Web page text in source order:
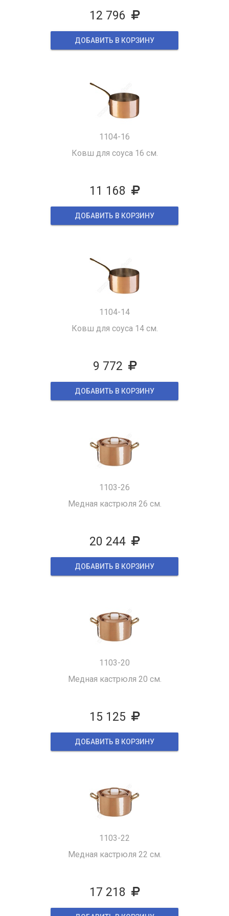
12 796
ДОБАВИТЬ В КОРЗИНУ
1104-16
Ковш для соуса 16 см.
11 168
ДОБАВИТЬ В КОРЗИНУ
1104-14
Ковш для соуса 14 см.
9 772
ДОБАВИТЬ В КОРЗИНУ
1103-26
Медная кастрюля 26 см.
20 244
ДОБАВИТЬ В КОРЗИНУ
1103-20
Медная кастрюля 20 см.
15 125
ДОБАВИТЬ В КОРЗИНУ
1103-22
Медная кастрюля 22 см.
17 218